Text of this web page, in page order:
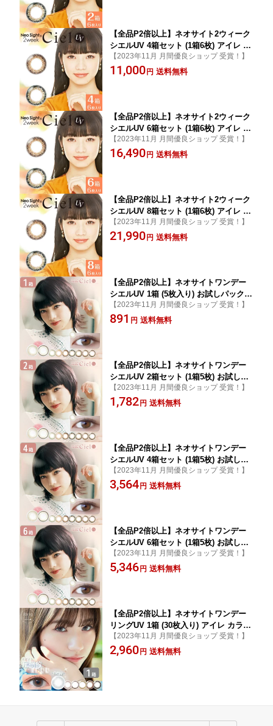
【全品P2倍以上】ネオサイト2ウィーク
シエルUV 4箱セット (1箱6枚) アイレ カ
ラコン 2週間使い捨て カラーコンタクト
2ウィーク サークルレンズ UVカット 度
【2023年11月 月間優良ショップ 受賞！】
11,000 円 送料無料
【全品P2倍以上】ネオサイト2ウィーク
シエルUV 6箱セット (1箱6枚) アイレ カ
ラコン 2週間使い捨て カラーコンタクト
2ウィーク サークルレンズ UVカット 度
【2023年11月 月間優良ショップ 受賞！】
16,490 円 送料無料
【全品P2倍以上】ネオサイト2ウィーク
シエルUV 8箱セット (1箱6枚) アイレ カ
ラコン 2週間使い捨て カラーコンタクト
2ウィーク サークルレンズ UVカット 度
【2023年11月 月間優良ショップ 受賞！】
21,990 円 送料無料
【全品P2倍以上】ネオサイトワンデー
シエルUV 1箱 (5枚入り) お試しパック
コンタクトレンズ ワンデー カラーコン
タクト カラコン 1日使い捨て ナチュラ
【2023年11月 月間優良ショップ 受賞！】
891 円 送料無料
【全品P2倍以上】ネオサイトワンデー
シエルUV 2箱セット (1箱5枚) お試しパ
ック ワンデー カラーコンタクト カラコ
ン 1日使い捨て ナチュラル 度あり 度な
【2023年11月 月間優良ショップ 受賞！】
1,782 円 送料無料
【全品P2倍以上】ネオサイトワンデー
シエルUV 4箱セット (1箱5枚) お試しパ
ック ワンデー カラーコンタクト カラコ
ン 1日使い捨て ナチュラル 度あり 度な
【2023年11月 月間優良ショップ 受賞！】
3,564 円 送料無料
【全品P2倍以上】ネオサイトワンデー
シエルUV 6箱セット (1箱5枚) お試しパ
ック ワンデー カラーコンタクト カラコ
ン 1日使い捨て ナチュラル 度あり 度な
【2023年11月 月間優良ショップ 受賞！】
5,346 円 送料無料
【全品P2倍以上】ネオサイトワンデー
リングUV 1箱 (30枚入り) アイレ カラコ
ン ワンデー カラーコンタクト 1日使い
捨て 1day UVカット 度あり 度なし ナチ
【2023年11月 月間優良ショップ 受賞！】
2,960 円 送料無料